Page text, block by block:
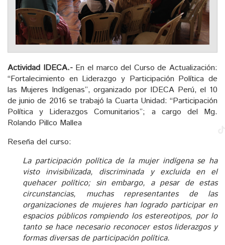
Actividad IDECA.-En el marco del Curso de Actualización:
“Fortalecimiento en Liderazgo y Participación Política de
las Mujeres Indígenas”, organizado por IDECA Perú, el 10
de junio de 2016 se trabajó la Cuarta Unidad: “Participación
Política y Liderazgos Comunitarios”; a cargo del Mg.
Rolando Pillco Mallea
Reseña del curso:
La participación política de la mujer indígena se ha
visto invisibilizada, discriminada y excluida en el
quehacer político; sin embargo, a pesar de estas
circunstancias, muchas representantes de las
organizaciones de mujeres han logrado participar en
espacios públicos rompiendo los estereotipos, por lo
tanto se hace necesario reconocer estos liderazgos y
formas diversas de participación política.